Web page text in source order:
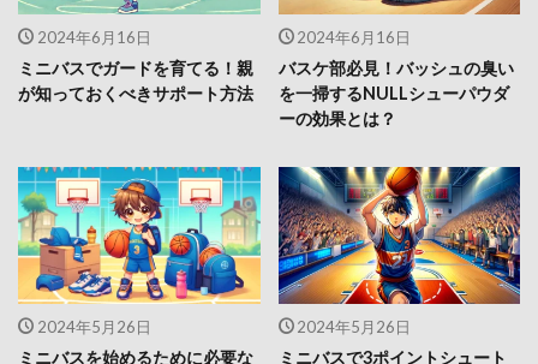
2024年6月16日
ミニバスでガードを育てる！親
が知っておくべきサポート方法
2024年6月16日
バスケ部必見！バッシュの臭い
を一掃するNULLシューパウダ
ーの効果とは？
2024年5月26日
ミニバスを始めるために必要な
2024年5月26日
ミニバスで3ポイントシュート